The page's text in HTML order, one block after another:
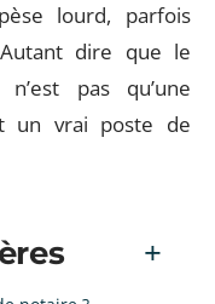
lourd, parfois
dire que le
pas qu’une
un vrai poste de